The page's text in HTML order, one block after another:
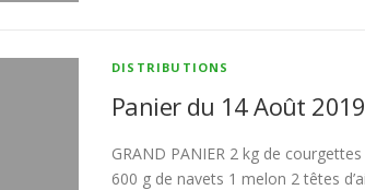
DISTRIBUTIONS
Panier du 14 Août 2019
GRAND PANIER 2 kg de
600 g de navets 1 melon 2 têtes